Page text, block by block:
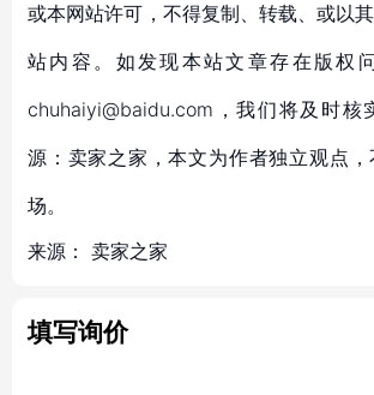
或本网站许可，不得复制、转载、或以
站内容。如发现本站文章存在版权
chuhaiyi@baidu.com，我们将及时核
源：卖家之家，本文为作者独立观点
场。
来源： 卖家之家
填写询价